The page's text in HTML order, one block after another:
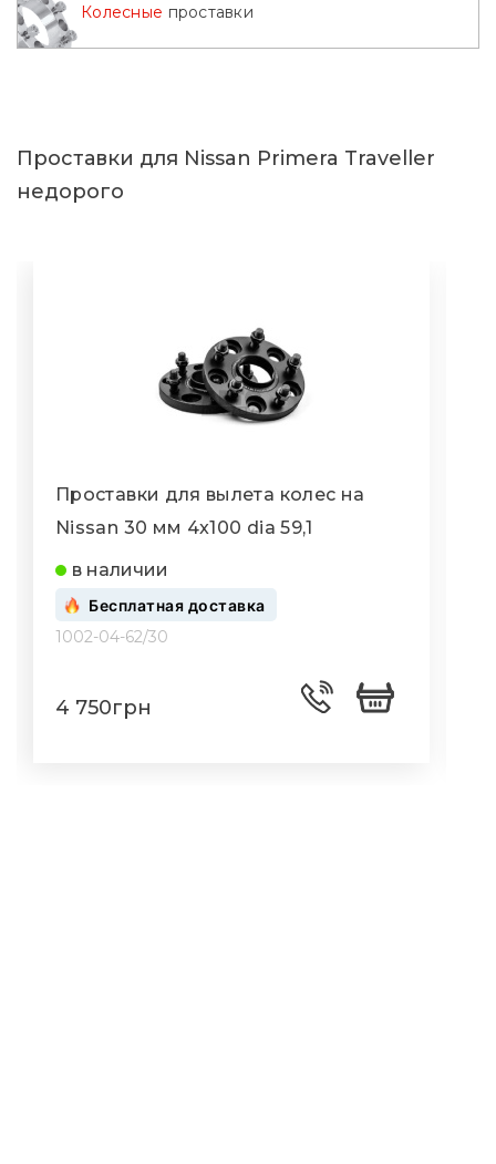
Колесные проставки
Проставки для Nissan Primera Traveller
недорого
Проставки для вылета колес на
Nissan 30 мм 4x100 dia 59,1
в наличии
Бесплатная доставка
1002-04-62/30
4 750грн